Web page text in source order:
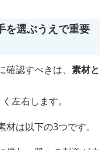
を選ぶうえで重要
認すべきは、 素材と
左右します。
は以下の3つです。